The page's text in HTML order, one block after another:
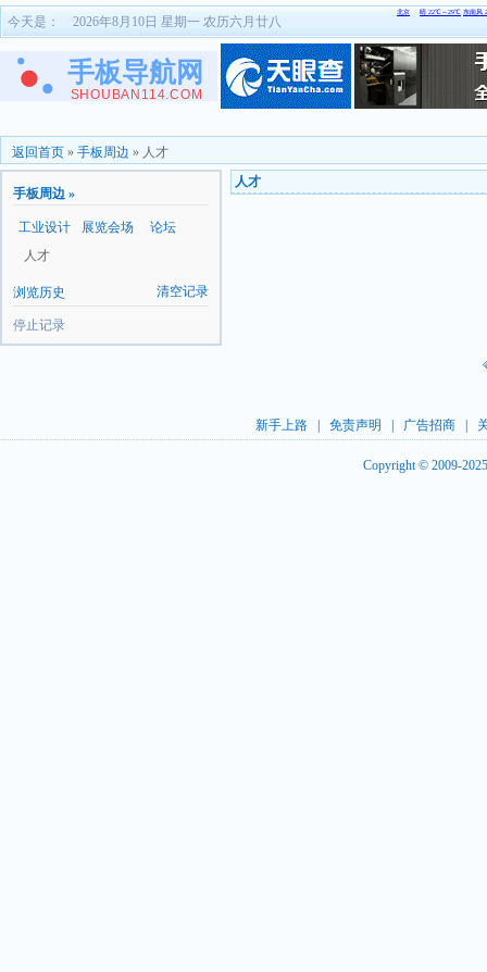
今天是： 2026年8月10日 星期一 农历六月廿八
返回首页 » 手板周边 » 人才
手板周边 »
工业设计 展览会场
论坛
人才
浏览历史 清空记录
停止记录
人才
新手上路| 免责声明 广告招商|
Copyright © 2009-